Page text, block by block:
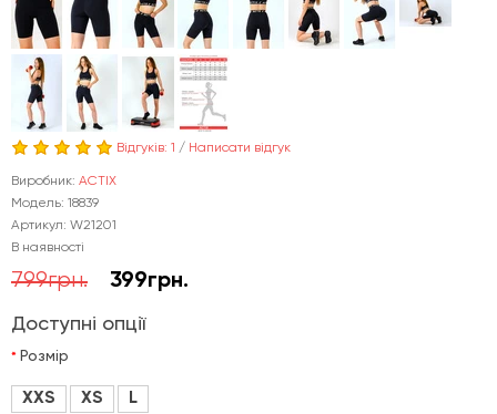
Відгуків: 1 / Написати відгук
Виробник: ACTIX
Модель: 18839
Артикул: W21201
В наявності
799грн. 399грн.
Доступні опції
Розмір
XXS XS L